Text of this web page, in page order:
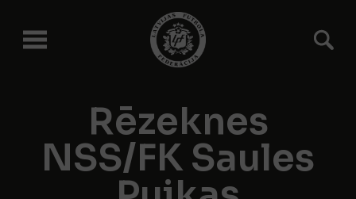
Rēzeknes
NSS/FK Saules